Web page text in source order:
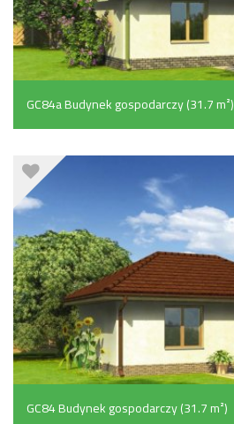
GC84a Budynek gospodarczy (31.7 m²)
GC84 Budynek gospodarczy (31.7 m²)